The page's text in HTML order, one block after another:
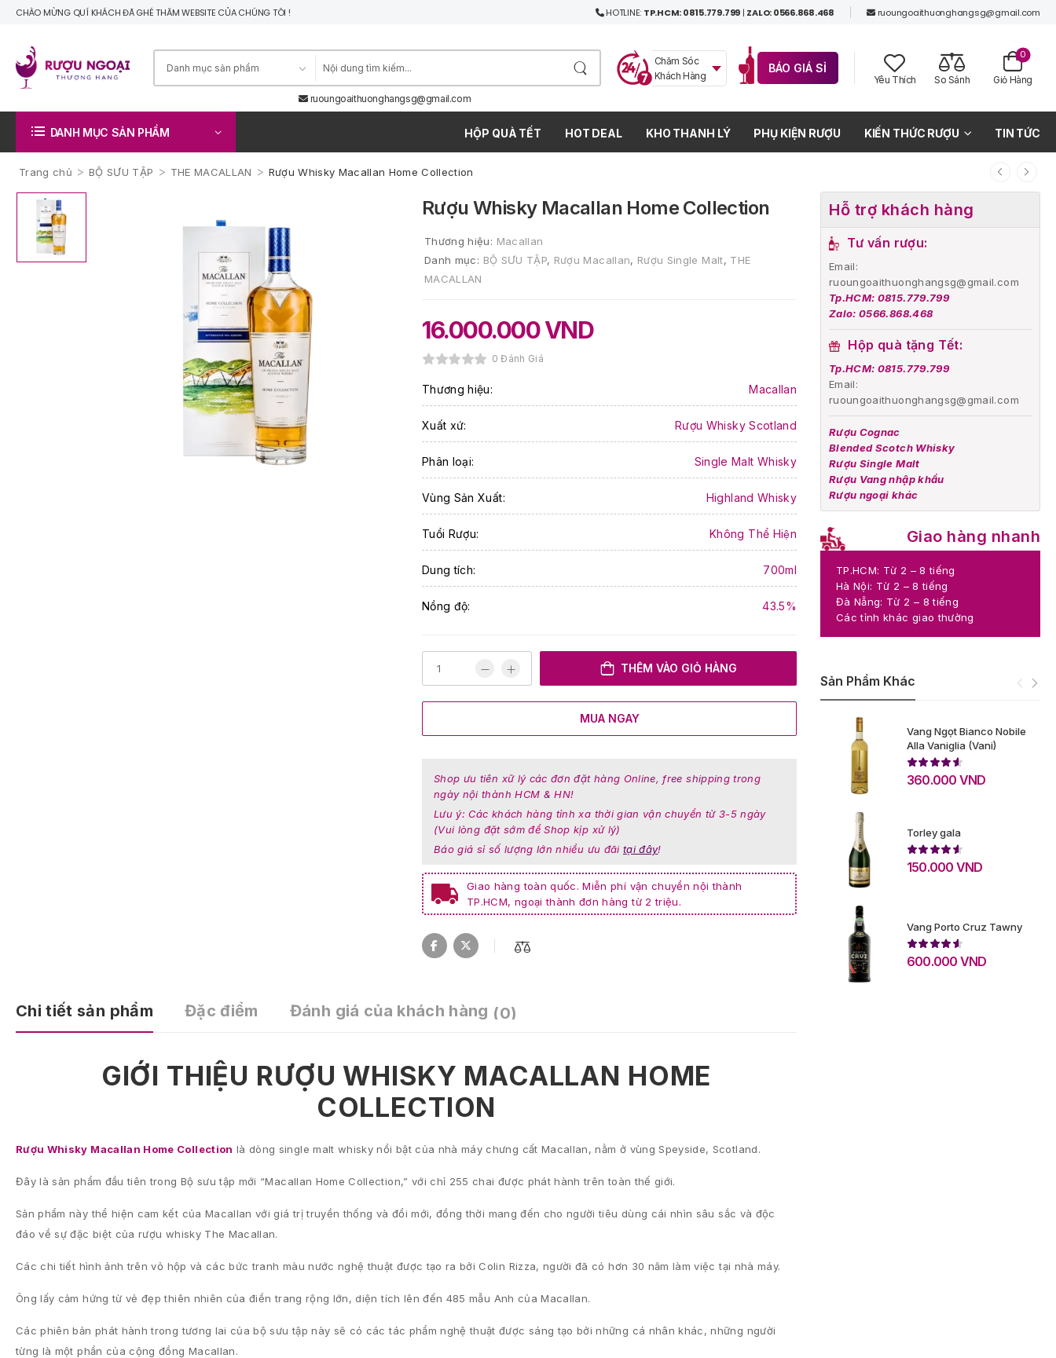
CHÀO MỪNG QUÍ KHÁCH ĐÃ GHÉ THĂM WEBSITE CỦA CHÚNG TÔI ! HOTLINE: TP.HCM: 0815.779.799 | ZALO: 0566.868.468 ruoungoaithuonghangsg@gmail.com
ruoungoaithuonghangsg@gmail.com
BÁO GIÁ SỈ
Chăm Sóc
Khách Hàng
Yêu Thích So Sánh Giỏ Hàng
0
DANH MỤC SẢN PHẨM HỘP QUÀ TẾT HOT DEAL KHO THANH LÝ PHỤ KIỆN RƯỢU KIẾN THỨC RƯỢU TIN TỨC
Trang chủ > BỘ SƯU TẬP > THE MACALLAN > Rượu Whisky Macallan Home Collection
Hỗ trợ khách hàng
Tư vấn rượu:
Email:
ruoungoaithuonghangsg@gmail.com
Tp.HCM: 0815.779.799
Zalo: 0566.868.468
Hộp quà tặng Tết:
Tp.HCM: 0815.779.799
Email:
ruoungoaithuonghangsg@gmail.com
Rượu Cognac
Blended Scotch Whisky
Rượu Single Malt
Rượu Vang nhập khẩu
Rượu ngoại khác
Giao hàng nhanh
TP.HCM: Từ 2 – 8 tiếng
Hà Nội: Từ 2 – 8 tiếng
Đà Nẵng: Từ 2 – 8 tiếng
Các tỉnh khác giao thường
Sản Phẩm Khác
Vang Ngọt Bianco Nobile
Alla Vaniglia (Vani)
360.000 VND
Torley gala
150.000 VND
Vang Porto Cruz Tawny
600.000 VND
Rượu Whisky Macallan Home Collection
Thương hiệu: Macallan
Danh mục: BỘ SƯU TẬP, Rượu Macallan, Rượu Single Malt, THE
MACALLAN
16.000.000VND
0 Đánh Giá
Thương hiệu: Macallan
Xuất xứ: Rượu Whisky Scotland
Phân loại: Single Malt Whisky
Vùng Sản Xuất: Highland Whisky
Tuổi Rượu: Không Thể Hiện
Dung tích: 700ml
Nồng độ: 43.5%
THÊM VÀO GIỎ HÀNG
MUA NGAY
Shop ưu tiên xữ lý các đơn đặt hàng Online, free shipping trong
ngày nội thành HCM & HN!
Lưu ý: Các khách hàng tỉnh xa thời gian vận chuyển từ 3-5 ngày
(Vui lòng đặt sớm để Shop kịp xử lý)
Báo giá sỉ số lượng lớn nhiều ưu đãi tại đây!
Giao hàng toàn quốc. Miễn phí vận chuyển nội thành
TP.HCM, ngoại thành đơn hàng từ 2 triệu.
Chi tiết sản phẩm Đặc điểm Đánh giá của khách hàng (0)
GIỚI THIỆU RƯỢU WHISKY MACALLAN HOME
COLLECTION
Rượu Whisky Macallan Home Collection là dòng single malt whisky nổi bật của nhà máy chưng cất Macallan, nằm ở vùng Speyside, Scotland.
Đây là sản phẩm đầu tiên trong Bộ sưu tập mới “Macallan Home Collection,” với chỉ 255 chai được phát hành trên toàn thế giới.
Sản phẩm này thể hiện cam kết của Macallan với giá trị truyền thống và đổi mới, đồng thời mang đến cho người tiêu dùng cái nhìn sâu sắc và độc
đáo về sự đặc biệt của rượu whisky The Macallan.
Các chi tiết hình ảnh trên vỏ hộp và các bức tranh màu nước nghệ thuật được tạo ra bởi Colin Rizza, người đã có hơn 30 năm làm việc tại nhà máy.
Ông lấy cảm hứng từ vẻ đẹp thiên nhiên của điền trang rộng lớn, diện tích lên đến 485 mẫu Anh của Macallan.
Các phiên bản phát hành trong tương lai của bộ sưu tập này sẽ có các tác phẩm nghệ thuật được sáng tạo bởi những cá nhân khác, những người
từng là một phần của cộng đồng Macallan.